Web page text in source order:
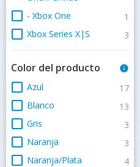
check_box_outline_blank - Xbox One 1
check_box_outline_blank Xbox Series X|S 3
Color del producto info
check_box_outline_blank Azul 17
check_box_outline_blank Blanco 13
check_box_outline_blank Gris 3
check_box_outline_blank Naranja 3
check_box_outline_blank Naranja/Plata 4